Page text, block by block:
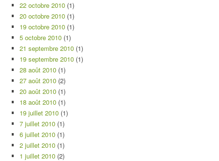
22 octobre 2010 (1)
20 octobre 2010 (1)
19 octobre 2010 (1)
5 octobre 2010 (1)
21 septembre 2010 (1)
19 septembre 2010 (1)
28 août 2010 (1)
27 août 2010 (2)
20 août 2010 (1)
18 août 2010 (1)
19 juillet 2010 (1)
7 juillet 2010 (1)
6 juillet 2010 (1)
2 juillet 2010 (1)
1 juillet 2010 (2)